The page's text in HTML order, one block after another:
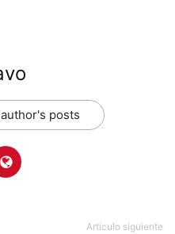
posts
Artículo siguiente